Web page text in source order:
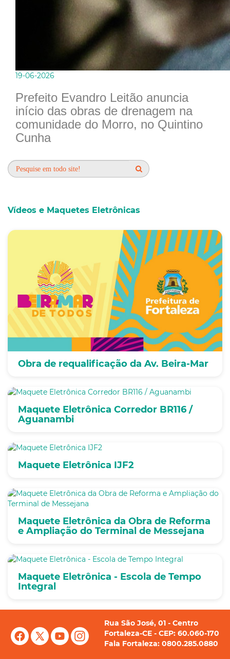
19-06-2026
Prefeito Evandro Leitão anuncia
início das obras de drenagem na
comunidade do Morro, no Quintino
Cunha
Vídeos e Maquetes Eletrônicas
Obra de requalificação da Av. Beira-Mar
Maquete Eletrônica Corredor BR116 /
Aguanambi
Maquete Eletrônica IJF2
Maquete Eletrônica da Obra de Reforma
e Ampliação do Terminal de Messejana
Maquete Eletrônica - Escola de Tempo
Integral
Rua São José, 01 - Centro
Fortaleza-CE - CEP: 60.060-170
Fala Fortaleza: 0800.285.0880